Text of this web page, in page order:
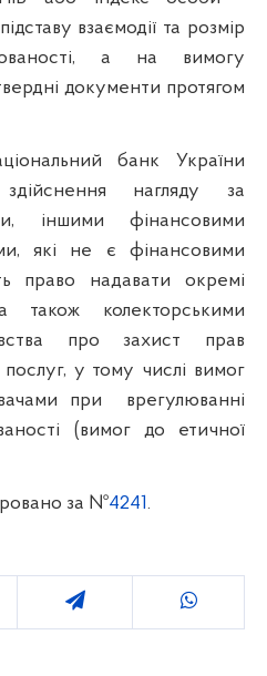
взаємодії та розмір
а на вимогу
документи протягом
банк України
нагляду за
іншими фінансовими
які не є фінансовими
право надавати окремі
також колекторськими
про захист прав
у тому числі вимог
при
врегулюванні
(вимог до етичної
за №4241.